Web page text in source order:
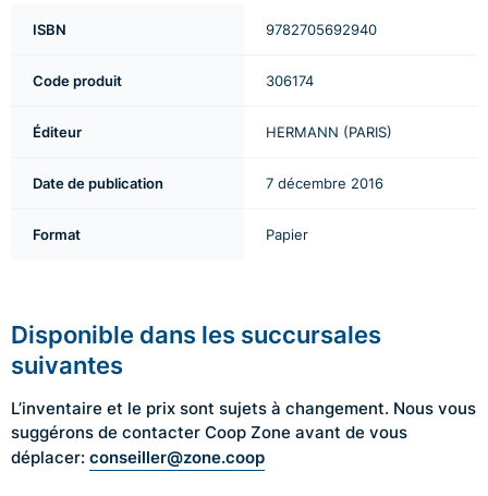
ISBN 9782705692940
Code produit 306174
Éditeur HERMANN (PARIS)
Date de publication 7 décembre 2016
Format Papier
Disponible dans les succursales
suivantes
L’inventaire et le prix sont sujets à changement. Nous vous
suggérons de contacter Coop Zone avant de vous
déplacer: conseiller@zone.coop